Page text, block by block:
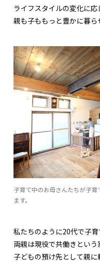
ライフスタイルの変化に応
親も子ももっと豊かに暮ら
子育て中のお母さんたちが子
ます。
私たちのように20代で子育
両親は現役で共働きという
子どもの預け先として親に